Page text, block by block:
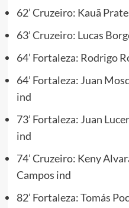
62’ Cruzeiro: Kauã
63’Cruzeiro: Lucas
64’ Fortaleza: Rodrigo
64’ Fortaleza: Juan
ind
73’ Fortaleza: Juan
ind
74’ Cruzeiro: Keny
Campos ind
82’ Fortaleza: Tomás